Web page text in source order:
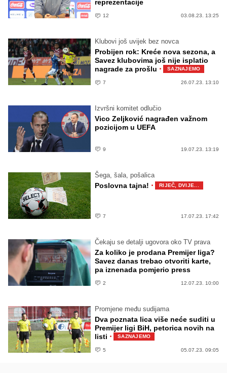
reprezentacije
12 03.08.23. 13:25
Klubovi još uvijek bez novca
Probijen rok: Kreće nova sezona, a
Savez klubovima još nije isplatio
nagrade za prošlu · SAZNAJEMO
7 26.07.23. 13:10
Izvršni komitet odlučio
Vico Zeljković nagrađen važnom
pozicijom u UEFA
9 19.07.23. 13:19
Šega, šala, pošalica
Poslovna tajna! · RIJEČ, DVIJE...
7 17.07.23. 17:42
Čekaju se detalji ugovora oko TV prava
Za koliko je prodana Premijer liga?
Savez danas trebao otvoriti karte,
pa iznenada pomjerio press
2 12.07.23. 10:00
Promjene među sudijama
Dva poznata lica više neće suditi u
Premijer ligi BiH, petorica novih na
listi · SAZNAJEMO
5 05.07.23. 09:05